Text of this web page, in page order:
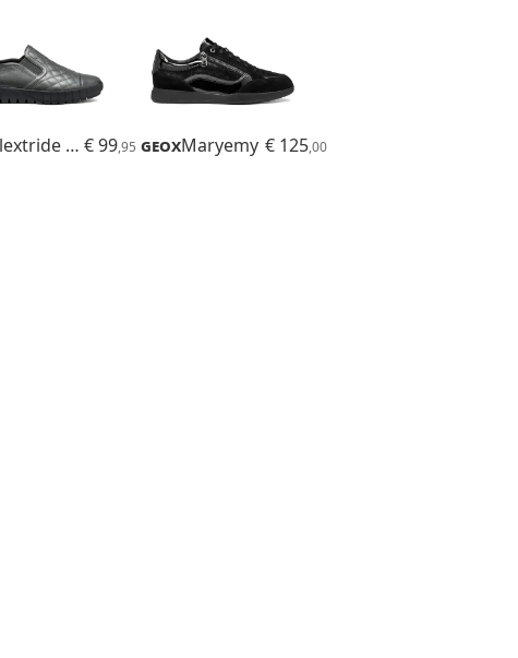
Flextride Plus € 99,95 GeoxMaryemy € 125,00